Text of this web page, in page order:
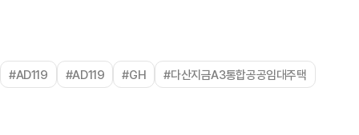
#AD119 #AD119 #GH #다산지금A3통합공공임대주택